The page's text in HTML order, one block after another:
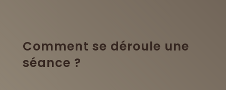
Comment se déroule une
séance ?